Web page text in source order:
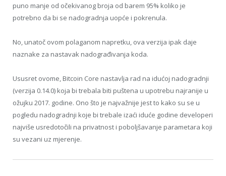
puno manje od očekivanog broja od barem 95% koliko je
potrebno da bi se nadogradnja uopće i pokrenula.
No, unatoč ovom polaganom napretku, ova verzija ipak daje
naznake za nastavak nadograđivanja koda.
Ususret ovome, Bitcoin Core nastavlja rad na idućoj nadogradnji
(verzija 0.14.0) koja bi trebala biti puštena u upotrebu najranije u
ožujku 2017. godine. Ono što je najvažnije jest to kako su se u
pogledu nadogradnji koje bi trebale izaći iduće godine developeri
najviše usredotočili na privatnost i poboljšavanje parametara koji
su vezani uz mjerenje.